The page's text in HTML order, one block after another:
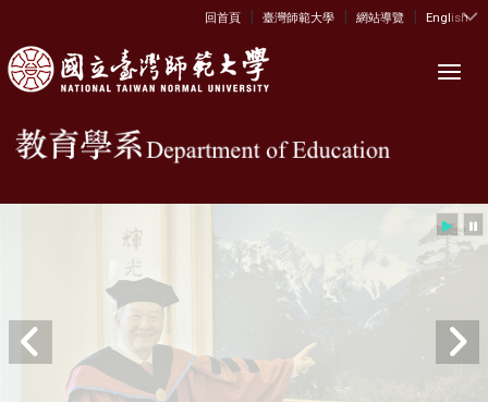
:::
回首頁 | 臺灣師範大學 | 網站導覽 | English